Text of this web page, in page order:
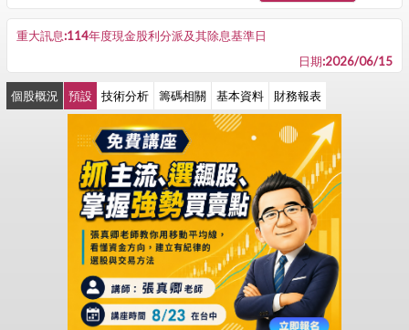
重大訊息:114年度現金股利分派及其除息基準日
日期:2026/06/15
個股概況 預設 技術分析 籌碼相關 基本資料 財務報表